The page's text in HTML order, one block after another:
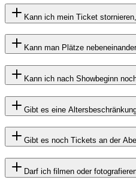
Kann ich mein Ticket
Kann man Plätze
Kann ich nach Showbeginn
Gibt es eine
Gibt es noch Tickets an der
Darf ich filmen oder